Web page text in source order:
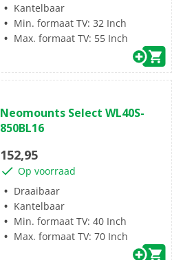
Kantelbaar
Min. formaat TV: 32 Inch
Max. formaat TV: 55 Inch
van
de
sterren.
Neomounts Select WL40S-
850BL16
152,95
Op voorraad
Draaibaar
Kantelbaar
Min. formaat TV: 40 Inch
Max. formaat TV: 70 Inch